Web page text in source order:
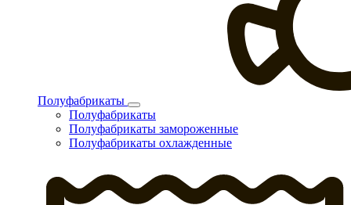
Полуфабрикаты
Полуфабрикаты
Полуфабрикаты замороженные
Полуфабрикаты охлажденные